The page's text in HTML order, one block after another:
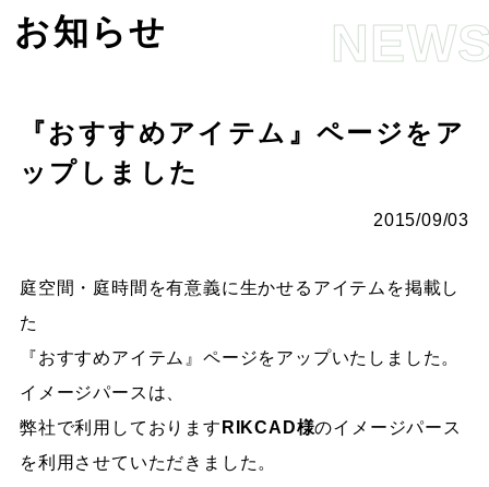
お知らせ
『おすすめアイテム』ページをア
ップしました
2015/09/03
庭空間・庭時間を有意義に生かせるアイテムを掲載し
た
『おすすめアイテム』ページをアップいたしました。
イメージパースは、
弊社で利用しております RIKCAD様のイメージパース
を利用させていただきました。